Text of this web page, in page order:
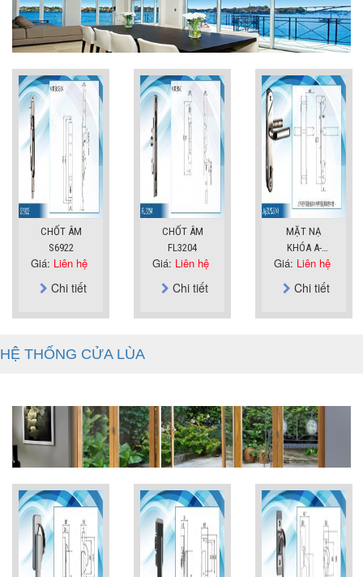
CHỐT ÂM
S6922
Giá: Liên hệ
Chi tiết
CHỐT ÂM
FL3204
Giá: Liên hệ
Chi tiết
MẶT NẠ
KHÓA A-
SUS304
Giá: Liên hệ
Chi tiết
HỆ THỐNG CỬA LÙA